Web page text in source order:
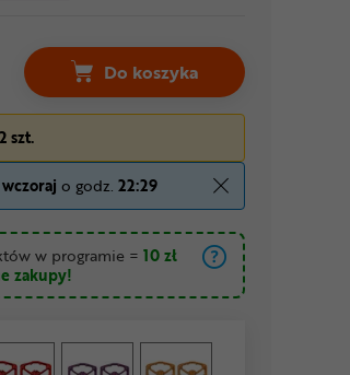
Do koszyka
2 szt.
wczoraj o godz. 22:29
w programie = 10 zł
zakupy!